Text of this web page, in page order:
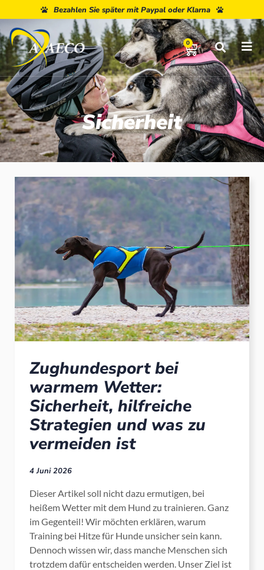
Bezahlen Sie später mit Paypal oder Klarna
0
Sicherheit
Zughundesport bei
warmem Wetter:
Sicherheit, hilfreiche
Strategien und was zu
vermeiden ist
4 Juni 2026
Dieser Artikel soll nicht dazu ermutigen, bei
heißem Wetter mit dem Hund zu trainieren. Ganz
im Gegenteil! Wir möchten erklären, warum
Training bei Hitze für Hunde unsicher sein kann.
Dennoch wissen wir, dass manche Menschen sich
trotzdem dafür entscheiden werden. Unser Ziel ist